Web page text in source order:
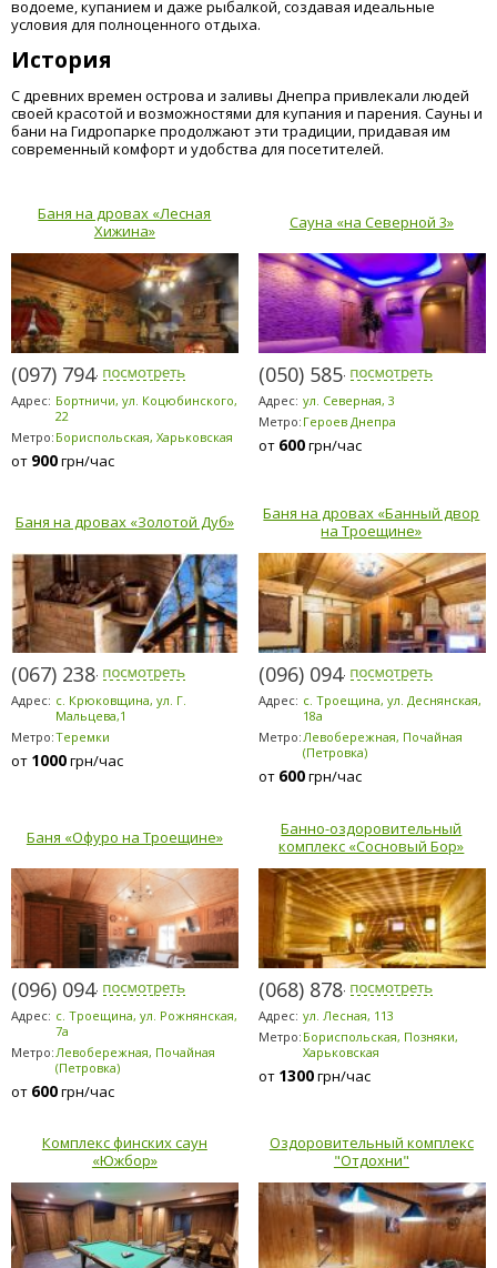
водоеме, купанием и даже рыбалкой, создавая идеальные
условия для полноценного отдыха.
История
С древних времен острова и заливы Днепра привлекали людей
своей красотой и возможностями для купания и парения. Сауны и
бани на Гидропарке продолжают эти традиции, придавая им
современный комфорт и удобства для посетителей.
Баня на дровах «Лесная
Хижина»
(097) 794-2303
Адрес: Бортничи, ул. Коцюбинского,
22
Метро: Бориспольская, Харьковская
от 900грн/час
Сауна «на Северной 3»
(050) 585-1371
Адрес: ул. Северная, 3
Метро: Героев Днепра
от 600грн/час
Баня на дровах «Золотой Дуб»
(067) 238-8080
Адрес: с. Крюковщина, ул. Г.
Мальцева,1
Метро:Теремки
от 1000грн/час
Баня на дровах «Банный двор
на Троещине»
(096) 094-5294
Адрес: с. Троещина, ул. Деснянская,
18а
Метро: Левобережная, Почайная
(Петровка)
от 600грн/час
Баня «Офуро на Троещине»
(096) 094-5294
Адрес: с. Троещина, ул. Рожнянская,
7а
Метро: Левобережная, Почайная
(Петровка)
от 600грн/час
Банно-оздоровительный
комплекс «Сосновый Бор»
(068) 878-5953
Адрес: ул. Лесная, 113
Метро: Бориспольская, Позняки,
Харьковская
от 1300грн/час
Комплекс финских саун
«Южбор»
Оздоровительный комплекс
"Отдохни"